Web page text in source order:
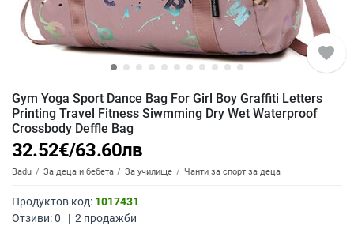
favorite
Gym Yoga Sport Dance Bag For Girl Boy Graffiti Letters
Printing Travel Fitness Siwmming Dry Wet Waterproof
Crossbody Deffle Bag
32.52€/63.60лв
Badu За деца и бебета За училище Чанти за спорт за деца
Продуктов код: 1017431
Отзиви:0 | 2 продажби